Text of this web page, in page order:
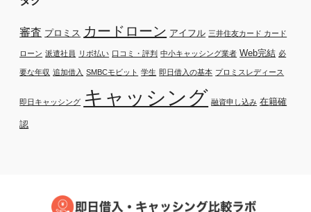
審査 プロミス カードローン アイフル 三井住友カード カード
ローン 派遣社員 リボ払い 口コミ・評判 中小キャッシング業者 Web完結 必
要な年収 追加借入 SMBCモビット 学生 即日借入の基本 プロミスレディース
即日キャッシング キャッシング 融資申し込み 在籍確
認